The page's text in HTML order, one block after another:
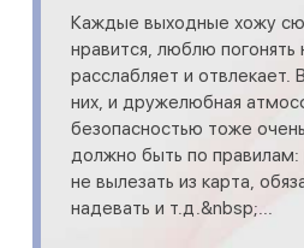
Каждые выходные хожу
нравится, люблю погонять
расслабляет и отвлекает.
них, и дружелюбная
безопасностью тоже
должно быть по
не вылезать из карта,
надевать и т.д.&nbsp;...